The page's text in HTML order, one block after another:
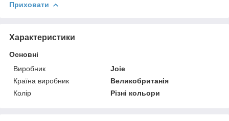
Приховати
Характеристики
Основні
Виробник
Joie
Країна виробник
Великобританія
Колір
Різні кольори